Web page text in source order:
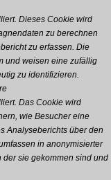
Dieses Cookie wird
zu berechnen
zu erfassen. Die
und weisen eine zufällig
zu identifizieren.
Das Cookie wird
wie Besucher eine
Analyseberichts über den
in anonymisierter
der sie gekommen sind und